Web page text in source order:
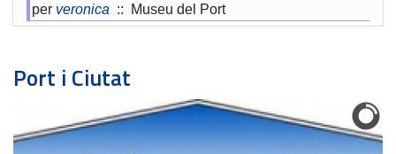
per veronica :: Museu del Port
Port i Ciutat